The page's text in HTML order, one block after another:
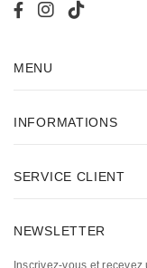
MENU
INFORMATIONS
SERVICE CLIENT
NEWSLETTER
Inscrivez-vous et